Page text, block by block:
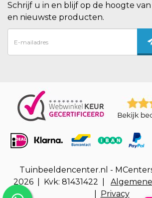
Schrijf u in en blijf op de hoogte
en nieuwste producten.
Tuinbeeldencenter.nl -
2026 | Kvk: 81431422 |
Privacy